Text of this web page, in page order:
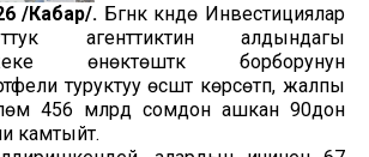
/Кабар/. Бүгүнкү күндө Инвестициялар
агенттиктин алдындагы
жеке өнөктөштүк борборунун
туруктуу өсүштү көрсөтүп, жалпы
456 млрд сомдон ашкан 90дон
камтыйт.